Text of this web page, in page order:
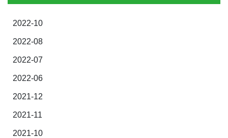
2022-10
2022-08
2022-07
2022-06
2021-12
2021-11
2021-10